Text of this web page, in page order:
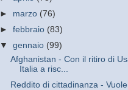
► marzo (76)
►febbraio (83)
▼gennaio (99)
Afghanistan - Con il ritiro di
Italia a risc...
Reddito di cittadinanza - Vuole